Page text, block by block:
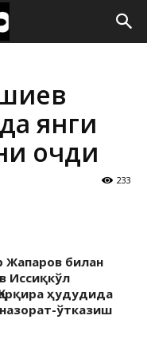
янги
очди
233
Жапаров билан
Иссиқкўл
ҳудудида
ўтказиш